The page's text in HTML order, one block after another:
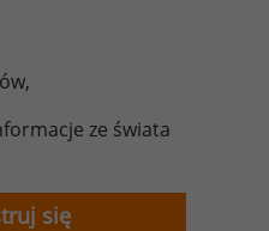
ze świata
się